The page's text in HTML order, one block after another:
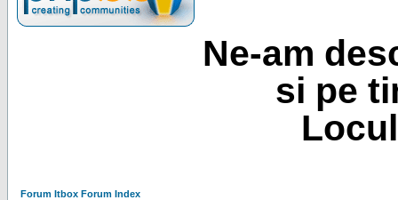
Ne-am
si pe
Forum Itbox Forum Index